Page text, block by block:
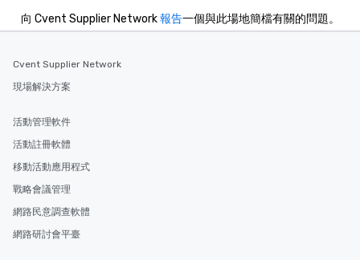
向 Cvent Supplier Network報告一個與此場地簡檔有關的問題。
Cvent Supplier Network
現場解決方案
活動管理軟件
活動註冊軟體
移動活動應用程式
戰略會議管理
網路民意調查軟體
網路研討會平臺